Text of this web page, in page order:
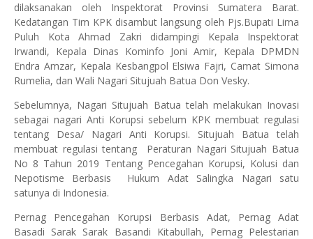
dilaksanakan oleh Inspektorat Provinsi Sumatera Barat.
Kedatangan Tim KPK disambut langsung oleh Pjs.Bupati Lima
Puluh Kota Ahmad Zakri didampingi Kepala Inspektorat
Irwandi, Kepala Dinas Kominfo Joni Amir, Kepala DPMDN
Endra Amzar, Kepala Kesbangpol Elsiwa Fajri, Camat Simona
Rumelia, dan Wali Nagari Situjuah Batua Don Vesky.
Sebelumnya, Nagari Situjuah Batua telah melakukan Inovasi
sebagai nagari Anti Korupsi sebelum KPK membuat regulasi
tentang Desa/ Nagari Anti Korupsi. Situjuah Batua telah
membuat regulasi tentang Peraturan Nagari Situjuah Batua
No 8 Tahun 2019 Tentang Pencegahan Korupsi, Kolusi dan
Nepotisme Berbasis Hukum Adat Salingka Nagari satu
satunya di Indonesia.
Pernag Pencegahan Korupsi Berbasis Adat, Pernag Adat
Basadi Sarak Sarak Basandi Kitabullah, Pernag Pelestarian